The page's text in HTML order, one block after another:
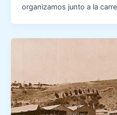
organizamos junto a la